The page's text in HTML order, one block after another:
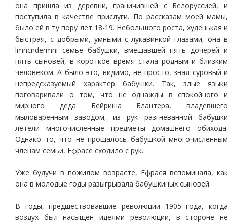
она пришла из деревни, граничившей с Белоруссией,
поступила в качестве прислуги. По рассказам моей
было ей в ту пору лет 18-19. Небольшого роста, худенькая
быстрая, с добрыми, умными с лукавинкой глазами, она
lmncndermni семье бабушки, вмещавшей пять дочерей
пять сыновей, в короткое время стала родным и
человеком. А было это, видимо, не просто, зная суровый
непредсказуемый характер бабушки. Так, злые
поговаривали о том, что не однажды в спокойного
мирного деда Бейриша Блантера,
мыловаренным заводом, из рук разгневанной
летели многочисленные предметы домашнего
Однако то, что не прощалось бабушкой
членам семьи, Ефрасе сходило с рук.
Уже будучи в пожилом возрасте, Ефрася вспоминала,
она в молодые годы разыгрывала бабушкиных сыновей.
В годы, предшествовавшие революции 1905 года,
воздух был насыщен идеями революции, в стороне